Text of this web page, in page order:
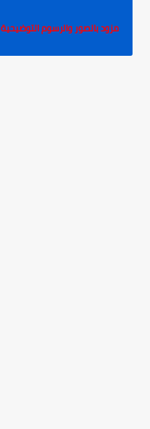
مزود بالصور والرسوم التوضيحية